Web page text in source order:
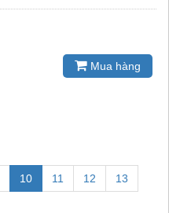
Mua hàng
10 11 12 13